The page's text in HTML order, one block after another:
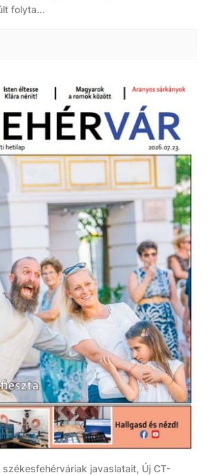
folyta...
javaslatait, Új CT-